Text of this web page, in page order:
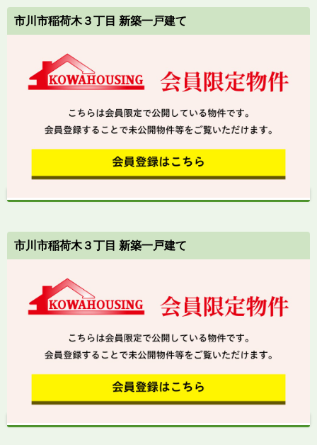
市川市稲荷木３丁目 新築一戸建て
市川市稲荷木３丁目 新築一戸建て